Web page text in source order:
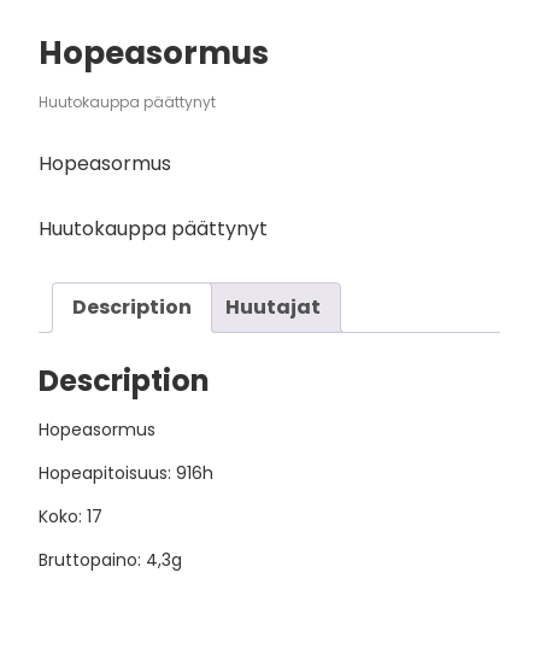
Hopeasormus
Huutokauppa päättynyt
Hopeasormus
Huutokauppa päättynyt
Description Huutajat
Description
Hopeasormus
Hopeapitoisuus: 916h
Koko: 17
Bruttopaino: 4,3g